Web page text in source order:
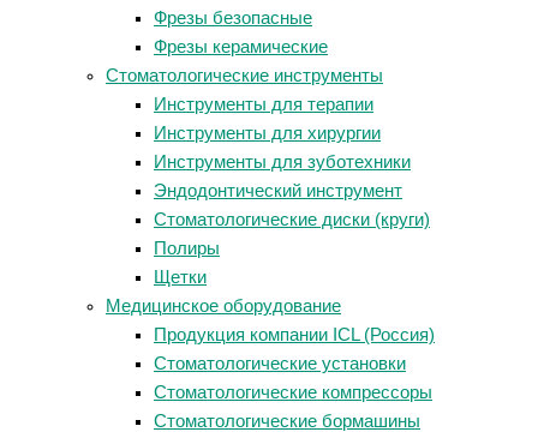
Фрезы безопасные
Фрезы керамические
Стоматологические инструменты
Инструменты для терапии
Инструменты для хирургии
Инструменты для зуботехники
Эндодонтический инструмент
Стоматологические диски (круги)
Полиры
Щетки
Медицинское оборудование
Продукция компании ICL (Россия)
Стоматологические установки
Стоматологические компрессоры
Стоматологические бормашины